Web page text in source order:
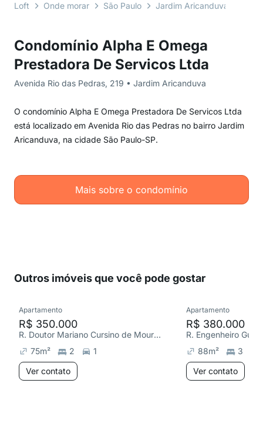
Condomínio Alpha E Omega
Prestadora De Servicos Ltda
Avenida Rio das Pedras, 219 • Jardim Aricanduva
O condomínio Alpha E Omega Prestadora De Servicos Ltda
está localizado em Avenida Rio das Pedras no bairro Jardim
Aricanduva, na cidade São Paulo-SP.
Mais sobre o condomínio
Loft Onde morar São Paulo Jardim Aricanduva
Outros imóveis que você pode gostar
Apartamento
R$ 350.000
R. Doutor Mariano Cursino de Moura, Parque Maria Luiza
75m² 2
1
Ver contato
Apartamento
R$ 380.000
88m² 3
Ver contato